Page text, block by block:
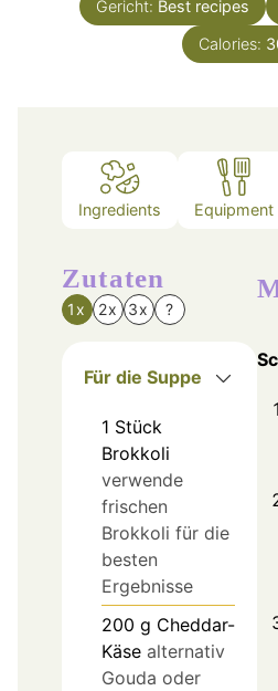
Gericht: Best recipes
Calories:
Ingredients Equipment
Zutaten
1x 2x 3x ?
Für die Suppe
1 Stück
Brokkoli
verwende
frischen
Brokkoli für die
besten
Ergebnisse
200 g Cheddar-
Käse alternativ
Gouda oder